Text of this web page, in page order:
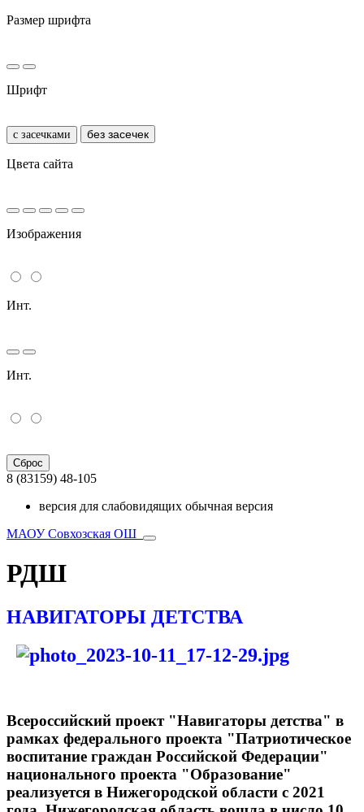
Размер шрифта
Шрифт
с засечками без засечек
Цвета сайта
Изображения
Инт.
Инт.
Сброс
8 (83159) 48-105
версия для слабовидящих обычная версия
МАОУ Совхозская ОШ
РДШ
НАВИГАТОРЫ ДЕТСТВА
Всероссийский проект "Навигаторы детства" в
рамках федерального проекта "Патриотическое
воспитание граждан Российской Федерации"
национального проекта "Образование"
реализуется в Нижегородской области с 2021